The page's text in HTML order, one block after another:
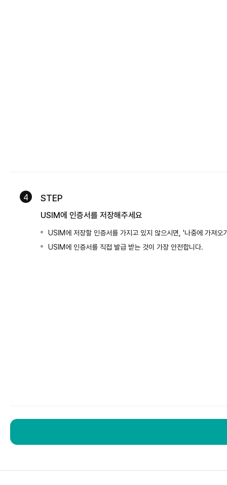
4 STEP
USIM에 인증서를 저장해주세요
USIM에 저장할 인증서를 가지고 있지 않으시면, '나중에 가져오
USIM에 인증서를 직접 발급 받는 것이 가장 안전합니다.